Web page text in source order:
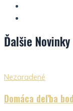
Ďalšie Novinky
Nezaradené
Domáca deľba